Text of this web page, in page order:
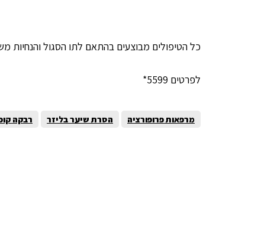
כל הטיפולים מבוצעים בהתאם לתו הסגול והנחיות
לפרטים 5599*
מרפאות פרופורציה הסרת שיער בליזר רבקה